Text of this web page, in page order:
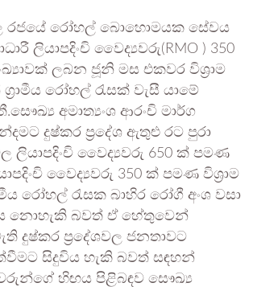
රජයේ රෝහල් බොහොමයක සේවය
ලියාපදිංචි වෛද්‍යවරු(RMO ) 350
ලබන ජූනි මස එකවර විශ්‍රාම
රෝහල් රැසක් වැසී යාමේ
අමාත්‍යංශ ආරංචි මාර්ග
දුෂ්කර ප්‍රදේශ ඇතුළු රට පුරා
ලියාපදිංචි වෛද්‍යවරු 650 ක් පමණ
වෛද්‍යවරු 350 ක් පමණ විශ්‍රාම
රෝහල් රැසක බාහිර රෝගී අංශ වසා
නොහැකි බවත් ඒ හේතුවෙන්
දුෂ්කර ප්‍රදේශවල ජනතාවට
සිදුවිය හැකි බවත් සඳහන්
හිඟය පිළිබඳව සෞඛ්‍ය